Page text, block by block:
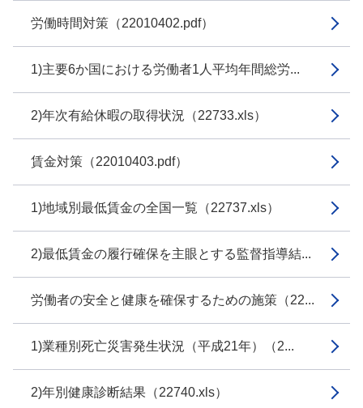
労働時間対策（22010402.pdf）
1)主要6か国における労働者1人平均年間総労...
2)年次有給休暇の取得状況（22733.xls）
賃金対策（22010403.pdf）
1)地域別最低賃金の全国一覧（22737.xls）
2)最低賃金の履行確保を主眼とする監督指導結...
労働者の安全と健康を確保するための施策（22...
1)業種別死亡災害発生状況（平成21年）（2...
2)年別健康診断結果（22740.xls）